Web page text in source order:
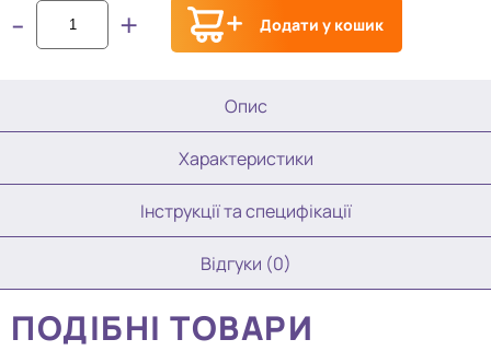
- + Додати у кошик
Опис
Характеристики
Інструкції та специфікації
Відгуки (0)
ПОДІБНІ ТОВАРИ